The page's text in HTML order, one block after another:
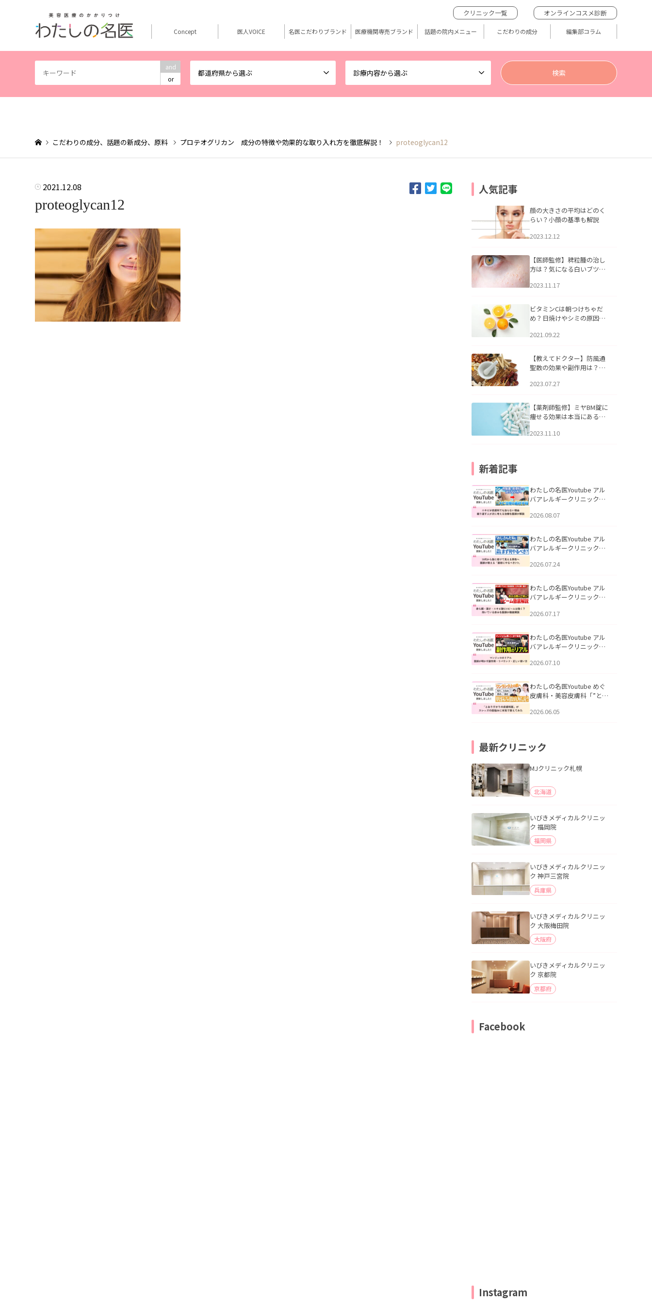
and
or
都道府県から選ぶ 診療内容から選ぶ
クリニック一覧 オンラインコスメ診断
Concept 医人VOICE 名医こだわりブランド 医療機関専売ブランド 話題の院内メニュー こだわりの成分 編集部コラム
こだわりの成分、話題の新成分、原料 プロテオグリカン 成分の特徴や効果的な取り入れ方を徹底解説！ proteoglycan12
2021.12.08
proteoglycan12
人気記事
顔の大きさの平均はどのく
らい？小顔の基準も解説
2023.12.12
【医師監修】稗粒腫の治し
方は？気になる白いブツブ
アについて
2023.11.17
ビタミンCは朝つけちゃだ
め？日焼けやシミの原因に
2021.09.22
【教えてドクター】防風通
聖散の効果や副作用は？長
2023.07.27
【薬剤師監修】ミヤBM錠に
痩せる効果は本当にある
2023.11.10
新着記事
わたしの名医Youtube アル
バアレルギークリニック札
らない理由｜繰り返す人が
説」を公開いたしました。
2026.08.07
わたしの名医Youtube アル
バアレルギークリニック札
える男性へ｜医師が教える
公開いたしました。
2026.07.24
わたしの名医Youtube アル
バアレルギークリニック札
跡にVビームは効く？向いて
説」を公開いたしました。
2026.07.17
わたしの名医Youtube アル
バアレルギークリニック札
医師が明かす副作用・リバ
公開いたしました。
2026.07.10
わたしの名医Youtube めぐ
皮膚科・美容皮膚科「”とお
ッズの肌悩みに本気で答え
2026.06.05
最新クリニック
MJクリニック札幌
北海道
いびきメディカルクリニッ
ク 福岡院
福岡県
いびきメディカルクリニッ
ク 神戸三宮院
兵庫県
いびきメディカルクリニッ
ク 大阪梅田院
大阪府
いびきメディカルクリニッ
ク 京都院
京都府
Facebook
Instagram